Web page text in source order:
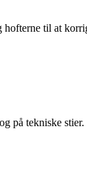
til at
på tekniske stier.